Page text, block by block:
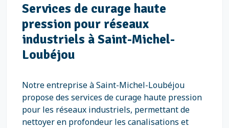
Services de curage haute
pression pour réseaux
industriels à Saint-Michel-
Loubéjou
Notre entreprise à Saint-Michel-Loubéjou
propose des services de curage haute pression
pour les réseaux industriels, permettant de
nettoyer en profondeur les canalisations et